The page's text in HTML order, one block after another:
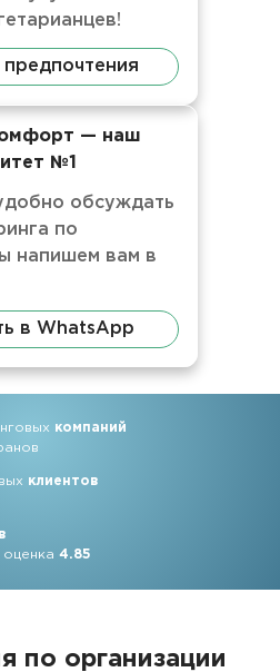
предпочтения
— наш
№1
обсуждать
по
напишем вам в
в WhatsApp
компаний
клиентов
оценка4.85
по организации